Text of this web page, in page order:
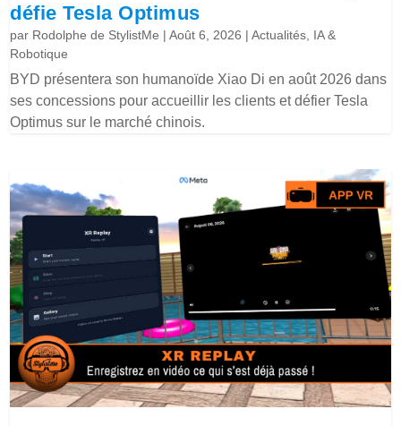
défie Tesla Optimus
par Rodolphe de StylistMe |Août 6, 2026 |Actualités IA &
Robotique
BYD présentera son humanoïde Xiao Di en août 2026 dans
ses concessions pour accueillir les clients et défier Tesla
Optimus sur le marché chinois.